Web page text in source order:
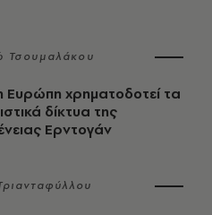
Τσουμαλάκου
Ευρώπη χρηματοδοτεί τα
δίκτυα της
Ερντογάν